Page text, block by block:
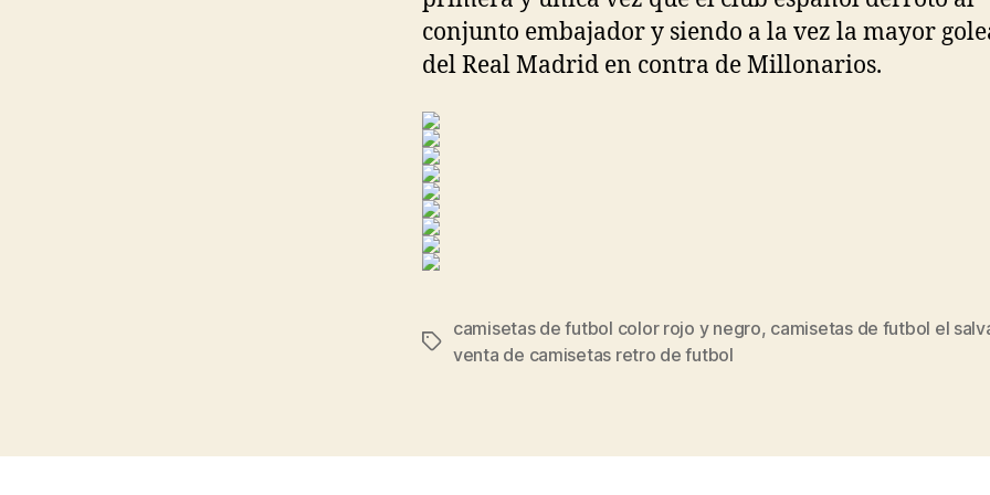
conjunto embajador y siendo a la vez la mayor
del Real Madrid en contra de Millonarios.
Etiquetas
camisetas de futbol color rojo y negro, camisetas de futbol el
venta de camisetas retro de futbol